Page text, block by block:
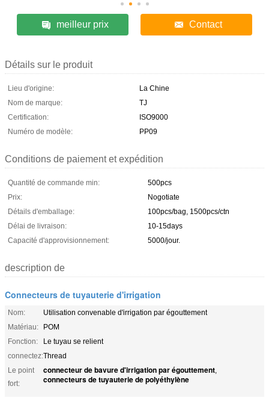
meilleur prix Contact
Détails sur le produit
Lieu d'origine:
La Chine
Nom de marque:
TJ
Certification:
ISO9000
Numéro de modèle:
PP09
Conditions de paiement et expédition
Quantité de commande min:
500pcs
Prix:
Nogotiate
Détails d'emballage:
100pcs/bag, 1500pcs/ctn
Délai de livraison:
10-15days
Capacité d'approvisionnement:
5000/jour.
description de
Connecteurs de tuyauterie d'irrigation
Nom:
Utilisation convenable d'irrigation par égouttement
Matériau:
POM
Fonction:
Le tuyau se relient
connectez:Thread
Le point
fort:
connecteur de bavure d'irrigation par égouttement,
connecteurs de tuyauterie de polyéthylène